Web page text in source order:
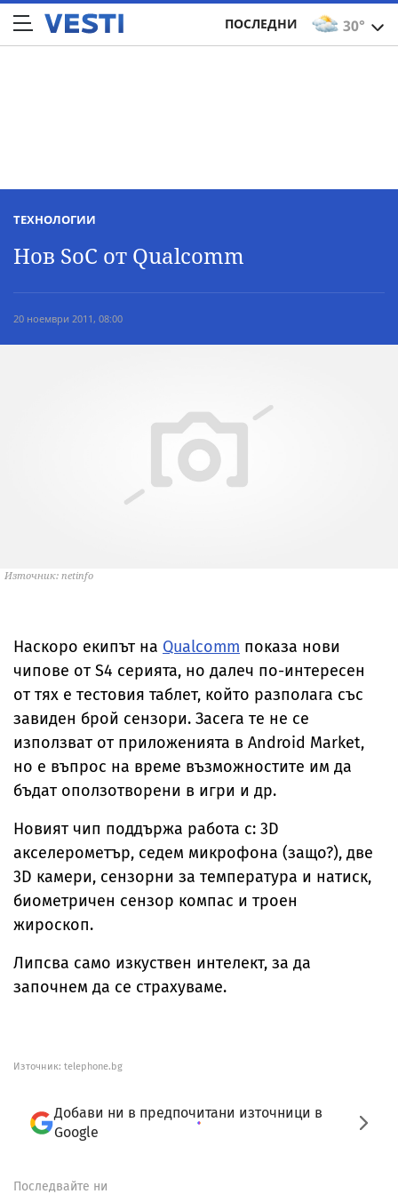
30°
ПОСЛЕДНИ
ТЕХНОЛОГИИ
Нов SoC от Qualcomm
20 ноември 2011, 08:00
Източник: netinfo
Наскоро екипът на Qualcomm показа нови
чипове от S4 серията, но далеч по-интересен
от тях е тестовия таблет, който разполага със
завиден брой сензори. Засега те не се
използват от приложенията в Android Market,
но е въпрос на време възможностите им да
бъдат оползотворени в игри и др.
Новият чип поддържа работа с: 3D
акселерометър, седем микрофона (защо?), две
3D камери, сензорни за температура и натиск,
биометричен сензор компас и троен
жироскоп.
Липсва само изкуствен интелект, за да
започнем да се страхуваме.
Източник: telephone.bg
Добави ни в предпочитани източници в
Google
Последвайте ни